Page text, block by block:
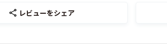
レビューをシェア